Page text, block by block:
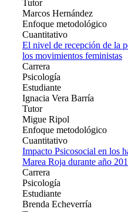
Tutor
Marcos Hernández
Enfoque metodológico
Cuantitativo
El nivel de recepción de la
los movimientos feministas
Carrera
Psicología
Estudiante
Ignacia Vera Barría
Tutor
Migue Ripol
Enfoque metodológico
Cuantitativo
Impacto Psicosocial en los
Marea Roja durante año
Carrera
Psicología
Estudiante
Brenda Echeverría